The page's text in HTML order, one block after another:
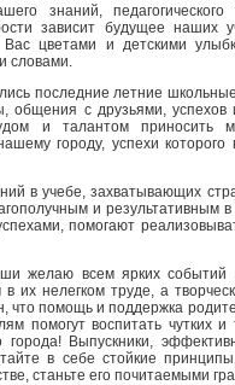
знаний, педагогического
зависит будущее наших
цветами и детскими
словами.
последние летние
общения с друзьями, успехов
и талантом приносить
городу, успехи которого
в учебе, захватывающих
и результативным
помогают
желаю всем ярких
в их нелегком труде, а
что помощь и поддержка
помогут воспитать чутких
Выпускники,
в себе стойкие
станьте его почитаемыми